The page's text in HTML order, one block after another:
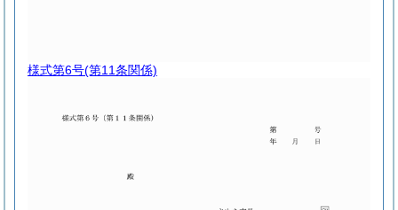
様式第6号(第11条関係)